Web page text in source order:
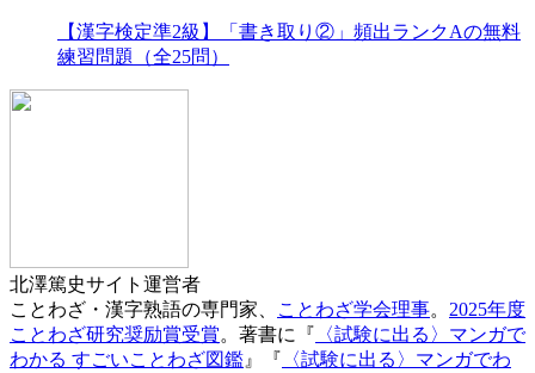
【漢字検定準2級】「書き取り②」頻出ランクAの無料
練習問題（全25問）
北澤篤史サイト運営者
ことわざ・漢字熟語の専門家、
ことわざ学会理事。 2025年度
ことわざ研究奨励賞受賞。著書に『 〈試験に出る〉マンガで
わかる すごいことわざ図鑑 』『 〈試験に出る〉マンガでわ